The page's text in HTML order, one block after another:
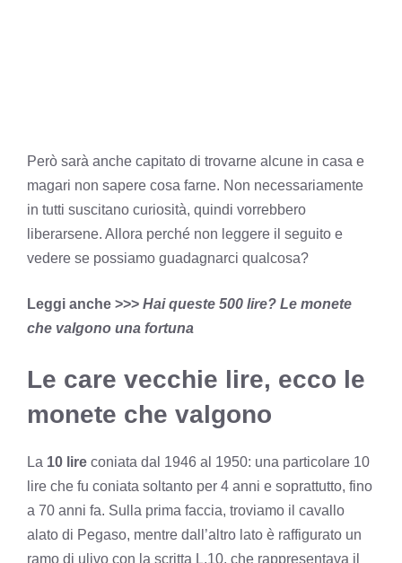
Però sarà anche capitato di trovarne alcune in casa e
magari non sapere cosa farne. Non necessariamente
in tutti suscitano curiosità, quindi vorrebbero
liberarsene. Allora perché non leggere il seguito e
vedere se possiamo guadagnarci qualcosa?
Leggi anche >>> Hai queste 500 lire? Le monete
che valgono una fortuna
Le care vecchie lire, ecco le
monete che valgono
La 10 lire coniata dal 1946 al 1950: una particolare 10
lire che fu coniata soltanto per 4 anni e soprattutto, fino
a 70 anni fa. Sulla prima faccia, troviamo il cavallo
alato di Pegaso, mentre dall’altro lato è raffigurato un
ramo di ulivo con la scritta L.10, che rappresentava il